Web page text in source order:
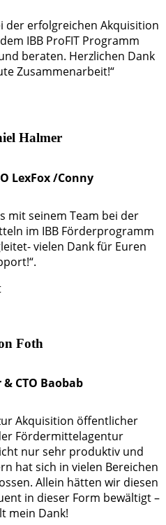
der erfolgreichen Akquisition
IBB ProFIT Programm
beraten. Herzlichen Dank
Zusammenarbeit!“
Halmer
LexFox /Conny
mit seinem Team bei der
im IBB Förderprogramm
vielen Dank für Euren
Foth
CTO Baobab
Akquisition öffentlicher
Fördermittelagentur
nur sehr produktiv und
hat sich in vielen Bereichen
Allein hätten wir diesen
in dieser Form bewältigt –
mein Dank!